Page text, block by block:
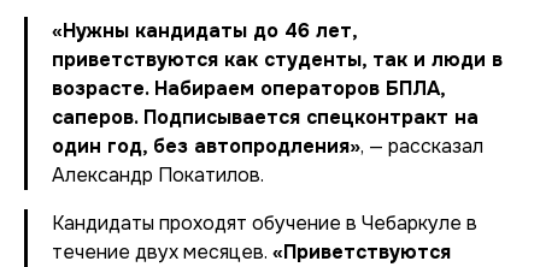
«Нужны кандидаты до 46 лет,
приветствуются как студенты, так и люди в
возрасте. Набираем операторов БПЛА,
саперов. Подписывается спецконтракт на
один год, без автопродления», — рассказал
Александр Покатилов.
Кандидаты проходят обучение в Чебаркуле в
течение двух месяцев. «Приветствуются